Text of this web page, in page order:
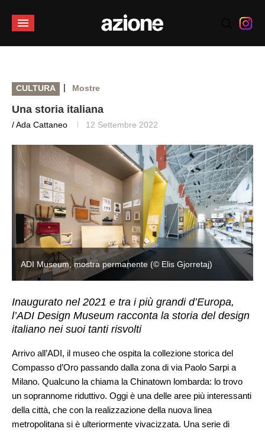
CULTURA | Mostre
Una storia italiana
/ Ada Cattaneo 12 Settembre 2022
ADI Museum, mostra permanente (© Elis Gjorretaj)
Inaugurato nel 2021 e tra i più grandi d’Europa,
l’ADI Design Museum racconta la storia del design
italiano nei suoi tanti risvolti
Arrivo all’ADI, il museo che ospita la collezione storica del
Compasso d’Oro passando dalla zona di via Paolo Sarpi a
Milano. Qualcuno la chiama la Chinatown lombarda: lo trovo
un soprannome riduttivo. Oggi è una delle aree più interessanti
della città, che con la realizzazione della nuova linea
metropolitana si è ulteriormente vivacizzata. Una serie di